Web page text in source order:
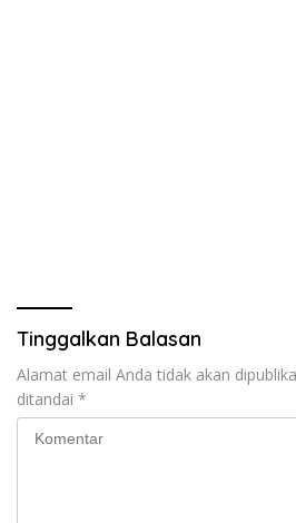
Tinggalkan Balasan
Alamat email Anda tidak akan
ditandai *